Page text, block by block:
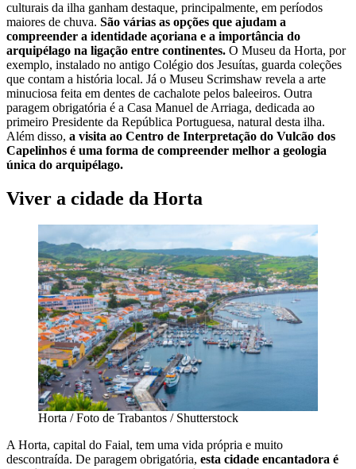
culturais da ilha ganham destaque, principalmente, em períodos
maiores de chuva. São várias as opções que ajudam a
compreender a identidade açoriana e a importância do
arquipélago na ligação entre continentes. O Museu da Horta, por
exemplo, instalado no antigo Colégio dos Jesuítas, guarda coleções
que contam a história local. Já o Museu Scrimshaw revela a arte
minuciosa feita em dentes de cachalote pelos baleeiros. Outra
paragem obrigatória é a Casa Manuel de Arriaga, dedicada ao
primeiro Presidente da República Portuguesa, natural desta ilha.
Além disso, a visita ao Centro de Interpretação do Vulcão dos
Capelinhos é uma forma de compreender melhor a geologia
única do arquipélago.
Viver a cidade da Horta
Horta / Foto de Trabantos / Shutterstock
A Horta, capital do Faial, tem uma vida própria e muito
descontraída. De paragem obrigatória, esta cidade encantadora é